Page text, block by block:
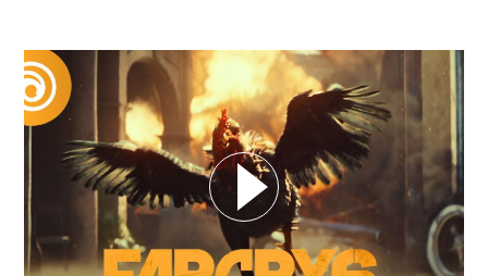
WYBIERZ SWOJĄ PLAYLISTĘ
DODAJ TEN FILM DO PLAYLISTY